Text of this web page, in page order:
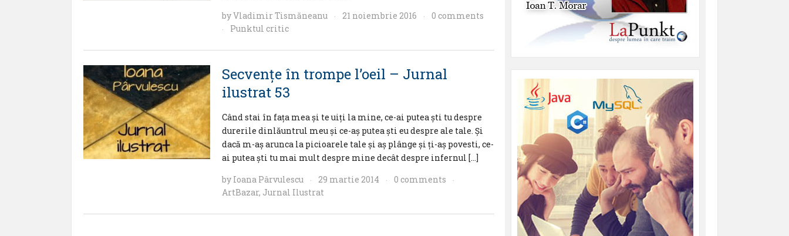
byVladimir Tismăneanu · 21 noiembrie 2016 · 0 comments
· Punktul critic
Secvenţe în trompe l’oeil – Jurnal
ilustrat 53
Când stai în faţa mea şi te uiţi la mine, ce-ai putea şti tu despre
durerile dinlăuntrul meu şi ce-aş putea şti eu despre ale tale. Şi
dacă m-aş arunca la picioarele tale şi aş plânge şi ţi-aş povesti, ce-
ai putea şti tu mai mult despre mine decât despre infernul […]
by Ioana Pârvulescu · 29 martie 2014 · 0 comments ·
ArtBazar, Jurnal Ilustrat